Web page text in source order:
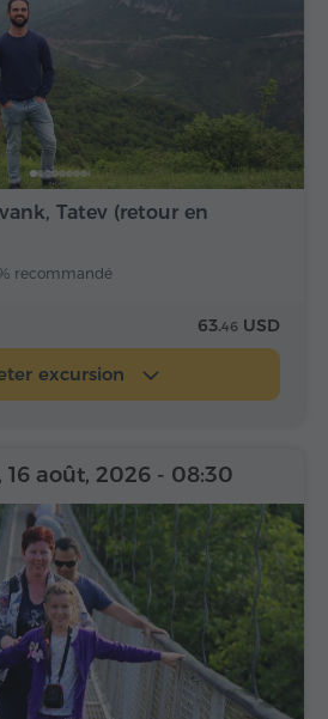
Tatev (retour en
recommandé
63.46 USD
excursion
août, 2026 - 08:30